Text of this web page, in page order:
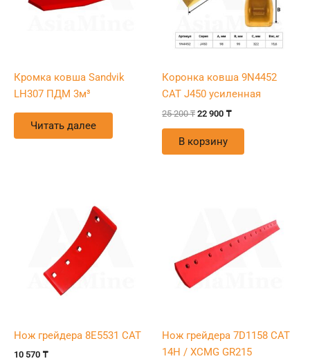
Кромка ковша Sandvik
LH307 ПДМ 3м³
Читать далее
Коронка ковша 9N4452
CAT J450 усиленная
25 200₸ 22 900 ₸
В корзину
Нож грейдера 8E5531 CAT
10 570 ₸
Нож грейдера 7D1158 CAT
14H / XCMG GR215